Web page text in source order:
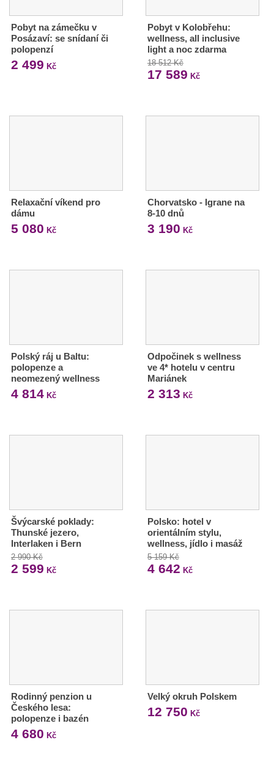
Pobyt na zámečku v
Posázaví: se snídaní či
polopenzí
2 499 Kč
Pobyt v Kolobřehu:
wellness, all inclusive
light a noc zdarma
18 512 Kč
17 589 Kč
Relaxační víkend pro
dámu
5 080 Kč
Chorvatsko - Igrane na
8-10 dnů
3 190 Kč
Polský ráj u Baltu:
polopenze a
neomezený wellness
4 814 Kč
Odpočinek s wellness
ve 4* hotelu v centru
Mariánek
2 313 Kč
Švýcarské poklady:
Thunské jezero,
Interlaken i Bern
2 990 Kč
2 599 Kč
Polsko: hotel v
orientálním stylu,
wellness, jídlo i masáž
5 159 Kč
4 642 Kč
Rodinný penzion u
Českého lesa:
polopenze i bazén
4 680 Kč
Velký okruh Polskem
12 750 Kč